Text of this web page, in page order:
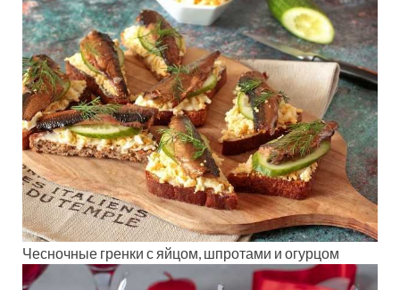
Чесночные гренки с яйцом, шпротами и огурцом